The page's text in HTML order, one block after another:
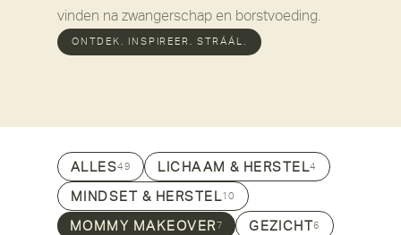
vinden na zwangerschap en borstvoeding.
ONTDEK. INSPIREER. STRÁÁL.
ALLES49 LICHAAM & HERSTEL4
MINDSET & HERSTEL10
MOMMY MAKEOVER7 GEZICHT6